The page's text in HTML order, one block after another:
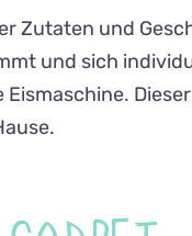
Zutaten und
und sich